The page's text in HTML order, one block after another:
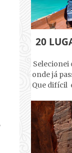
20
Selecionei
onde já
Que difícil